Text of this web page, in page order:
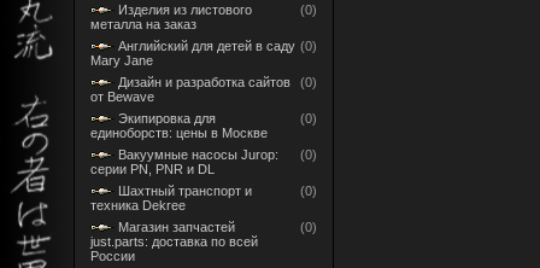
Изделия из листового
металла на заказ
(0)
Английский для детей в саду
Mary Jane
(0)
Дизайн и разработка сайтов
от Bewave
(0)
Экипировка для
единоборств: цены в Москве
(0)
Вакуумные насосы Jurop:
серии PN, PNR и DL
(0)
Шахтный транспорт и
техника Dekree
(0)
Магазин запчастей
just.parts: доставка по всей
России
(0)